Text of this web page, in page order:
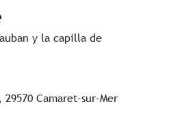
y la capilla de
Camaret-sur-Mer